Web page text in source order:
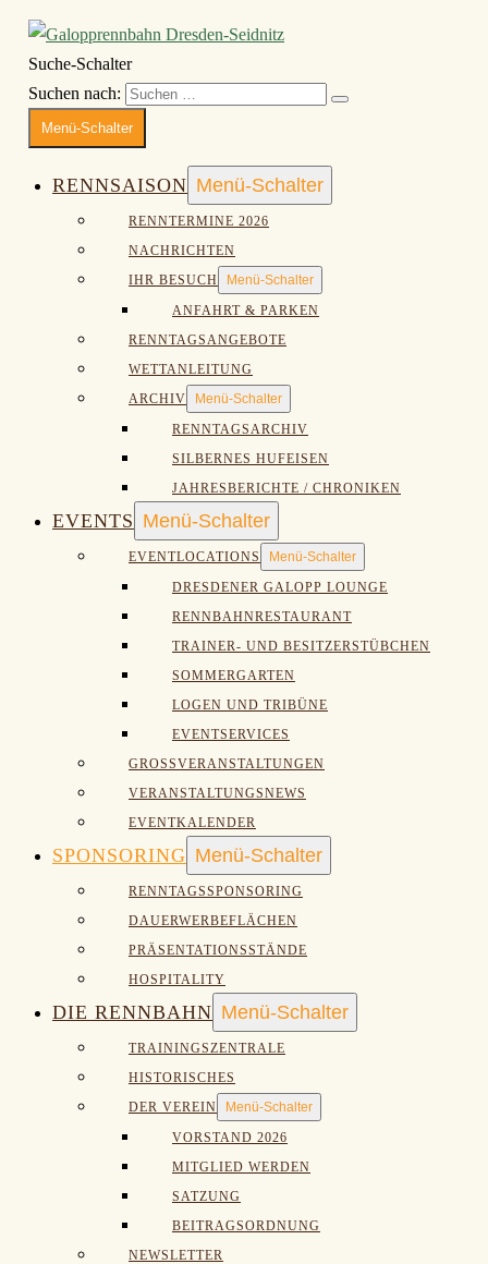
Suche-Schalter
Suchen nach:
Menü-Schalter
RENNSAISON Menü-Schalter
RENNTERMINE 2026
NACHRICHTEN
IHR BESUCH
Menü-Schalter
ANFAHRT & PARKEN
RENNTAGSANGEBOTE
WETTANLEITUNG
ARCHIV
Menü-Schalter
RENNTAGSARCHIV
SILBERNES HUFEISEN
JAHRESBERICHTE / CHRONIKEN
EVENTS Menü-Schalter
EVENTLOCATIONS
Menü-Schalter
DRESDENER GALOPP LOUNGE
RENNBAHNRESTAURANT
TRAINER- UND BESITZERSTÜBCHEN
SOMMERGARTEN
LOGEN UND TRIBÜNE
EVENTSERVICES
GROSSVERANSTALTUNGEN
VERANSTALTUNGSNEWS
EVENTKALENDER
SPONSORING Menü-Schalter
RENNTAGSSPONSORING
DAUERWERBEFLÄCHEN
PRÄSENTATIONSSTÄNDE
HOSPITALITY
DIE RENNBAHN Menü-Schalter
TRAININGSZENTRALE
HISTORISCHES
DER VEREIN
Menü-Schalter
VORSTAND 2026
MITGLIED WERDEN
SATZUNG
BEITRAGSORDNUNG
NEWSLETTER